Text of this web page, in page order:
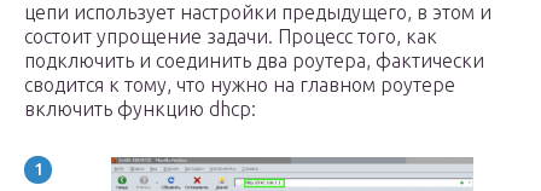
цепи использует настройки предыдущего, в этом и
состоит упрощение задачи. Процесс того, как
подключить и соединить два роутера, фактически
сводится к тому, что нужно на главном роутере
включить функцию dhcp: